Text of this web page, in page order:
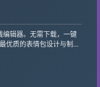
编辑器。无需下载，一键
优质的表情包设计与制作